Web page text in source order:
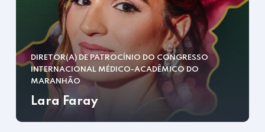
DIRETOR(A) DE PATROCÍNIO DO CONGRESSO
INTERNACIONAL MÉDICO-ACADÊMICO DO
MARANHÃO
Lara Faray